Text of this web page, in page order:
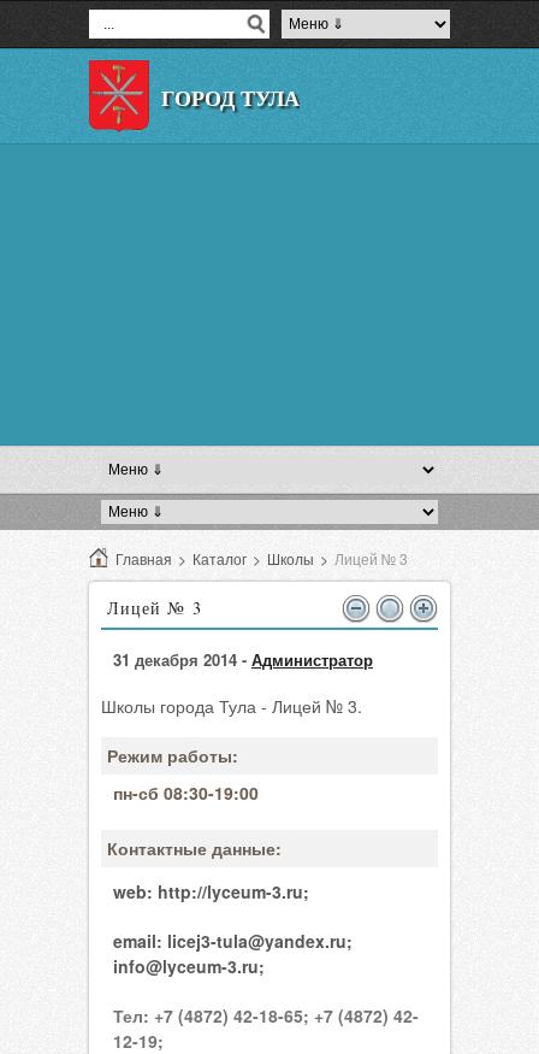
ГОРОД ТУЛА
Главная > Каталог > Школы > Лицей № 3
Лицей № 3
31 декабря 2014 - Администратор
Школы города Тула - Лицей № 3.
Режим работы:
пн-сб 08:30-19:00
Контактные данные:
web: http://lyceum-3.ru;
email: licej3-tula@yandex.ru;
info@lyceum-3.ru;
Тел: +7 (4872) 42-18-65; +7 (4872) 42-
12-19;